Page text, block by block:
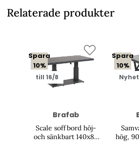
Relaterade produkter
Spara
10%
till 16/8
Brafab
Scale soffbord höj-
och sänkbart 140x85
Spara
10%
Nyhet
hög,